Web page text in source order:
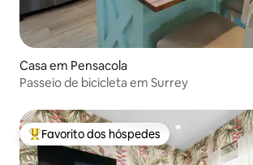
Casa em Pensacola
Passeio de bicicleta em Surrey
Favoritos dos hóspedes mais apreciados
Favorito dos hóspedes